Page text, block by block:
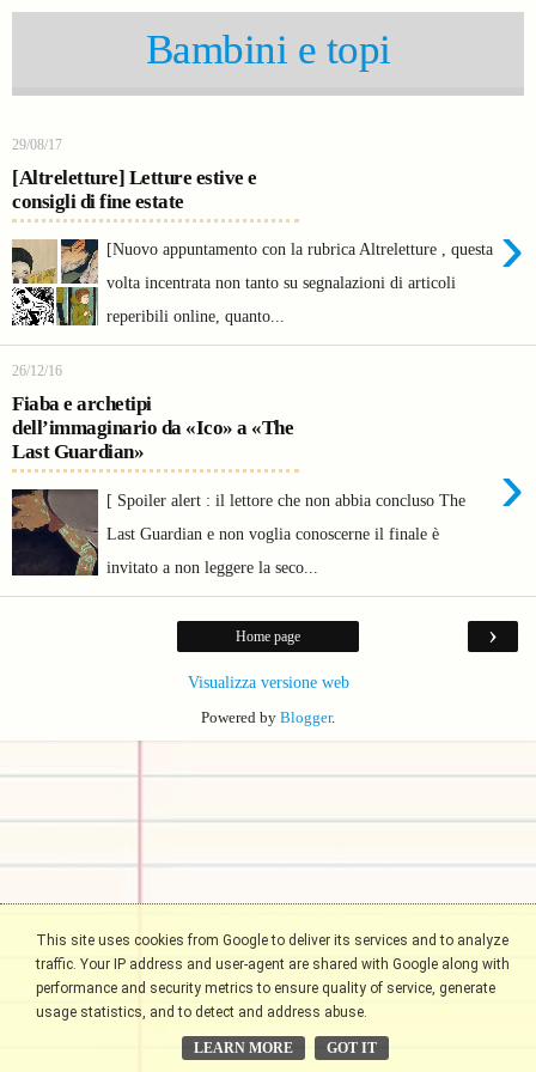
Bambini e topi
29/08/17
[Altreletture] Letture estive e
consigli di fine estate
›
[Nuovo appuntamento con la rubrica Altreletture , questa
volta incentrata non tanto su segnalazioni di articoli
reperibili online, quanto...
26/12/16
Fiaba e archetipi
dell’immaginario da «Ico» a «The
Last Guardian»
›
[ Spoiler alert : il lettore che non abbia concluso The
Last Guardian e non voglia conoscerne il finale è
invitato a non leggere la seco...
›
Home page
Visualizza versione web
Powered by Blogger.
This site uses cookies from Google to deliver its services and to analyze
traffic. Your IP address and user-agent are shared with Google along with
performance and security metrics to ensure quality of service, generate
usage statistics, and to detect and address abuse.
LEARN MORE GOT IT